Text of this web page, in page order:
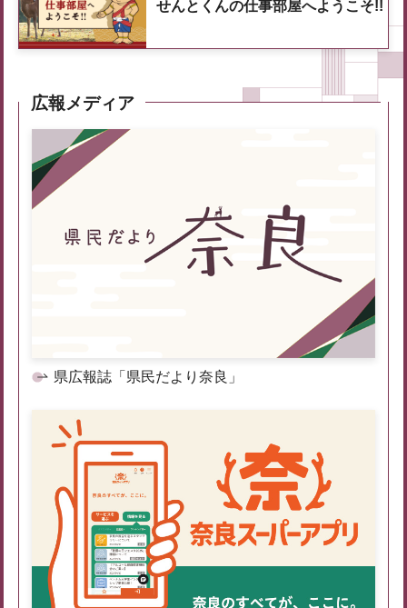
せんとくんの仕事部屋へようこそ!!
広報メディア
県広報誌「県民だより奈良」